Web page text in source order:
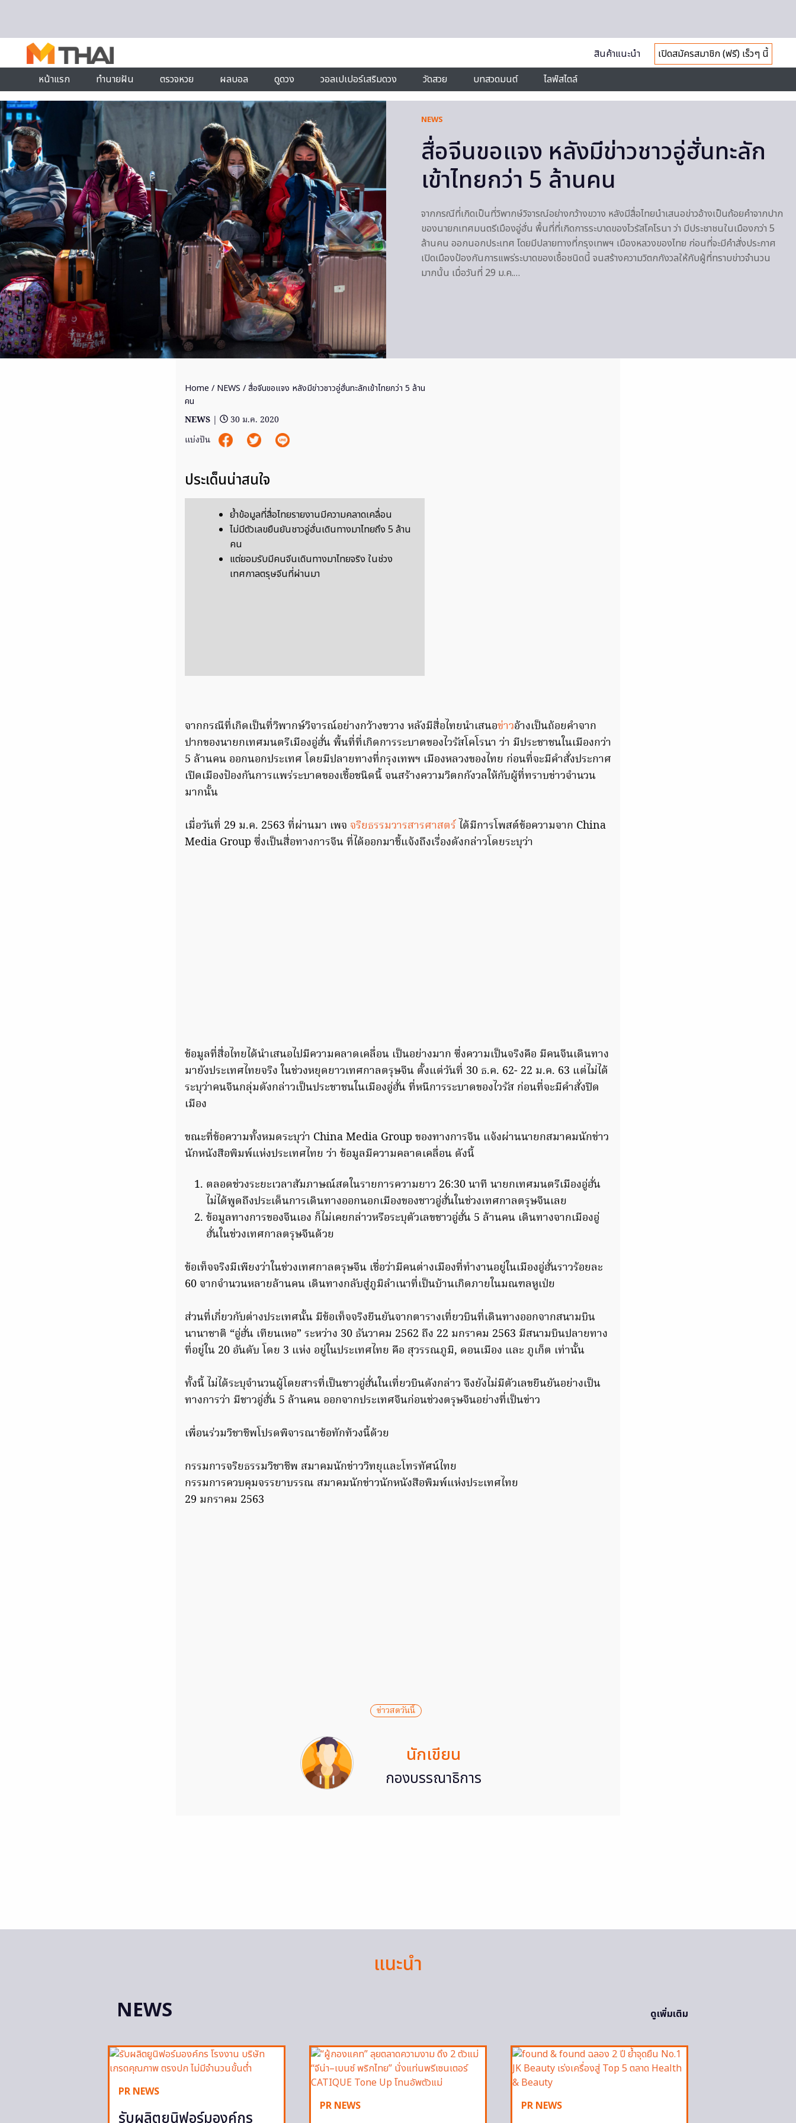
สินค้าแนะนำ
เปิดสมัครสมาชิก (ฟรี) เร็วๆ นี้
หน้าแรก
ทำนายฝัน ตรวจหวย ผลบอล ดูดวง วอลเปเปอร์เสริมดวง วัดสวย บทสวดมนต์ ไลฟ์สไตล์
NEWS
สื่อจีนขอแจง หลังมีข่าวชาวอู่ฮั่นทะลัก
เข้าไทยกว่า 5 ล้านคน
จากกรณีที่เกิดเป็นที่วิพากษ์วิจารณ์อย่างกว้างขวาง หลังมีสื่อไทยนำเสนอข่าวอ้างเป็นถ้อยคำจากปาก
ของนายกเทศมนตรีเมืองอู่ฮั่น พื้นที่ที่เกิดการระบาดของไวรัสโคโรนา ว่า มีประชาชนในเมืองกว่า 5
ล้านคน ออกนอกประเทศ โดยมีปลายทางที่กรุงเทพฯ เมืองหลวงของไทย ก่อนที่จะมีคำสั่งประกาศ
เปิดเมืองป้องกันการแพร่ระบาดของเชื้อชนิดนี้ จนสร้างความวิตกกังวลให้กับผู้ที่ทราบข่าวจำนวน
มากนั้น เมื่อวันที่ 29 ม.ค.…
Home / NEWS / สื่อจีนขอแจง หลังมีข่าวชาวอู่ฮั่นทะลักเข้าไทยกว่า 5 ล้าน
คน
NEWS |
30 ม.ค. 2020
แบ่งปัน
ประเด็นน่าสนใจ
ย้ำข้อมูลที่สื่อไทยรายงานมีความคลาดเคลื่อน
ไม่มีตัวเลขยืนยันชาวอู่ฮั่นเดินทางมาไทยถึง 5 ล้าน
คน
แต่ยอมรับมีคนจีนเดินทางมาไทยจริง ในช่วง
เทศกาลตรุษจีนที่ผ่านมา
จากกรณีที่เกิดเป็นที่วิพากษ์วิจารณ์อย่างกว้างขวาง หลังมีสื่อไทยนำเสนอข่าวอ้างเป็นถ้อยคำจาก
ปากของนายกเทศมนตรีเมืองอู่ฮั่น พื้นที่ที่เกิดการระบาดของไวรัสโคโรนา ว่า มีประชาชนในเมืองกว่า
5 ล้านคน ออกนอกประเทศ โดยมีปลายทางที่กรุงเทพฯ เมืองหลวงของไทย ก่อนที่จะมีคำสั่งประกาศ
เปิดเมืองป้องกันการแพร่ระบาดของเชื้อชนิดนี้ จนสร้างความวิตกกังวลให้กับผู้ที่ทราบข่าวจำนวน
มากนั้น
เมื่อวันที่ 29 ม.ค. 2563 ที่ผ่านมา เพจ จริยธรรมวารสารศาสตร์ ได้มีการโพสต์ข้อความจาก China
Media Group ซึ่งเป็นสื่อทางการจีน ที่ได้ออกมาชี้แจ้งถึงเรื่องดังกล่าวโดยระบุว่า
ข้อมูลที่สื่อไทยได้นำเสนอไปมีความคลาดเคลื่อน เป็นอย่างมาก ซึ่งความเป็นจริงคือ มีคนจีนเดินทาง
มายังประเทศไทยจริง ในช่วงหยุดยาวเทศกาลตรุษจีน ตั้งแต่วันที่ 30 ธ.ค. 62- 22 ม.ค. 63 แต่ไม่ได้
ระบุว่าคนจีนกลุ่มดังกล่าวเป็นประชาชนในเมืองอู่ฮั่น ที่หนีการระบาดของไวรัส ก่อนที่จะมีคำสั่งปิด
เมือง
ขณะที่ข้อความทั้งหมดระบุว่า China Media Group ของทางการจีน แจ้งผ่านนายกสมาคมนักข่าว
นักหนังสือพิมพ์แห่งประเทศไทย ว่า ข้อมูลมีความคลาดเคลื่อน ดังนี้
ตลอดช่วงระยะเวลาสัมภาษณ์สดในรายการความยาว 26:30 นาที นายกเทศมนตรีเมืองอู่ฮั่น
ไม่ได้พูดถึงประเด็นการเดินทางออกนอกเมืองของชาวอู่ฮั่นในช่วงเทศกาลตรุษจีนเลย
ข้อมูลทางการของจีนเอง ก็ไม่เคยกล่าวหรือระบุตัวเลขชาวอู่ฮั่น 5 ล้านคน เดินทางจากเมืองอู่
ฮั่นในช่วงเทศกาลตรุษจีนด้วย
ข้อเท็จจริงมีเพียงว่าในช่วงเทศกาลตรุษจีน เชื่อว่ามีคนต่างเมืองที่ทำงานอยู่ในเมืองอู่ฮั่นราวร้อยละ
60 จากจำนวนหลายล้านคน เดินทางกลับสู่ภูมิลำเนาที่เป็นบ้านเกิดภายในมณฑลหูเป่ย
ส่วนที่เกี่ยวกับต่างประเทศนั้น มีข้อเท็จจริงยืนยันจากตารางเที่ยวบินที่เดินทางออกจากสนามบิน
นานาชาติ “อู่ฮั่น เทียนเหอ” ระหว่าง 30 ธันวาคม 2562 ถึง 22 มกราคม 2563 มีสนามบินปลายทาง
ที่อยู่ใน 20 อันดับ โดย 3 แห่ง อยู่ในประเทศไทย คือ สุวรรณภูมิ, ดอนเมือง และ ภูเก็ต เท่านั้น
ทั้งนี้ ไม่ได้ระบุจำนวนผู้โดยสารที่เป็นชาวอู่ฮั่นในเที่ยวบินดังกล่าว จึงยังไม่มีตัวเลขยืนยันอย่างเป็น
ทางการว่า มีชาวอู่ฮั่น 5 ล้านคน ออกจากประเทศจีนก่อนช่วงตรุษจีนอย่างที่เป็นข่าว
เพื่อนร่วมวิชาชีพโปรดพิจารณาข้อทักท้วงนี้ด้วย
กรรมการจริยธรรมวิชาชีพ สมาคมนักข่าววิทยุและโทรทัศน์ไทย
กรรมการควบคุมจรรยาบรรณ สมาคมนักข่าวนักหนังสือพิมพ์แห่งประเทศไทย
29 มกราคม 2563
ข่าวสดวันนี้
นักเขียน
กองบรรณาธิการ
แนะนำ
NEWS
ดูเพิ่มเติม
PR NEWS
รับผลิตยูนิฟอร์มองค์กร
PR NEWS PR NEWS